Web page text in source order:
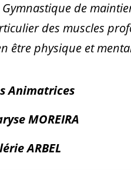
Gymnastique de
des muscles
être physique et
Animatrices
MOREIRA
ARBEL